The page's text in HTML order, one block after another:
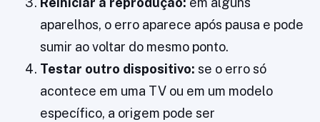
aparelhos, o erro aparece após pausa e pode
sumir ao voltar do mesmo ponto.
Testar outro dispositivo: se o erro só
acontece em uma TV ou em um modelo
específico, a origem pode ser